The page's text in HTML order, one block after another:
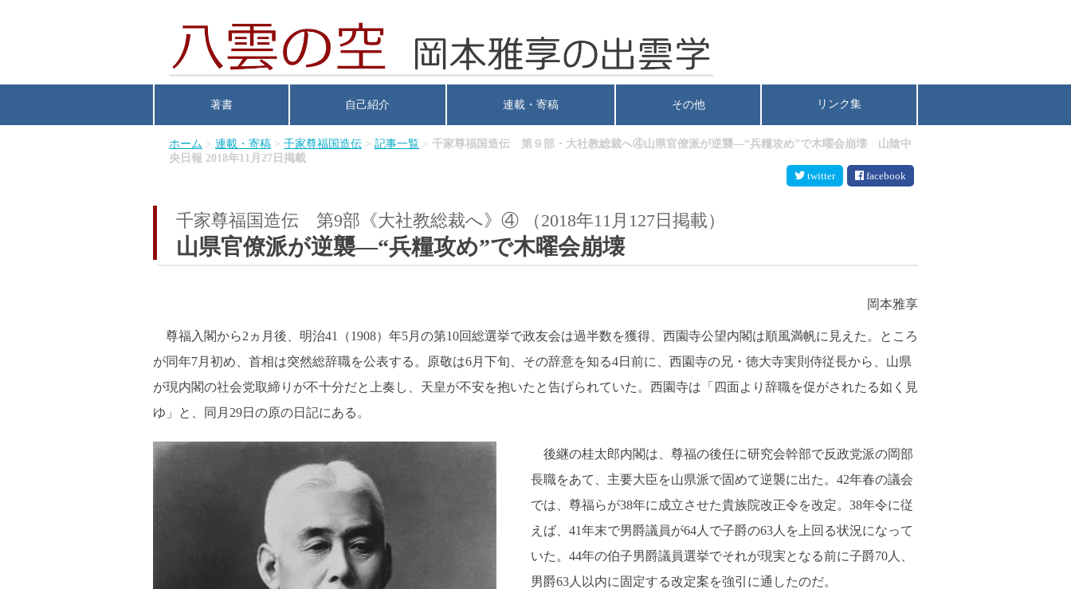
著書 自己紹介 連載・寄稿 その他 リンク集
ホーム > 連載・寄稿 > 千家尊福国造伝 > 記事一覧 > 千家尊福国造伝 第９部・大社教総裁へ④山県官僚派が逆襲―“兵糧攻め”で木曜会崩壊 山陰中
央日報 2018年11月27日掲載
twitter
facebook
千家尊福国造伝 第9部《大社教総裁へ》④ （2018年11月127日掲載）
山県官僚派が逆襲―“兵糧攻め”で木曜会崩壊
岡本雅享
尊福入閣から2ヵ月後、明治41（1908）年5月の第10回総選挙で政友会は過半数を獲得、西園寺公望内閣は順風満帆に見えた。ところ
が同年7月初め、首相は突然総辞職を公表する。原敬は6月下旬、その辞意を知る4日前に、西園寺の兄・徳大寺実則侍従長から、山県
が現内閣の社会党取締りが不十分だと上奏し、天皇が不安を抱いたと告げられていた。西園寺は「四面より辞職を促がされたる如く見
ゆ」と、同月29日の原の日記にある。
後継の桂太郎内閣は、尊福の後任に研究会幹部で反政党派の岡部
長職をあて、主要大臣を山県派で固めて逆襲に出た。42年春の議会
では、尊福らが38年に成立させた貴族院改正令を改定。38年令に従
えば、41年末で男爵議員が64人で子爵の63人を上回る状況になって
いた。44年の伯子男爵議員選挙でそれが現実となる前に子爵70人、
男爵63人以内に固定する改定案を強引に通したのだ。